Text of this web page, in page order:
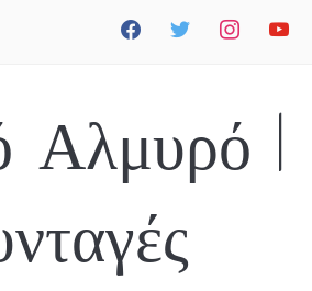
facebook twitter instagramyoutube
Αλμυρό |